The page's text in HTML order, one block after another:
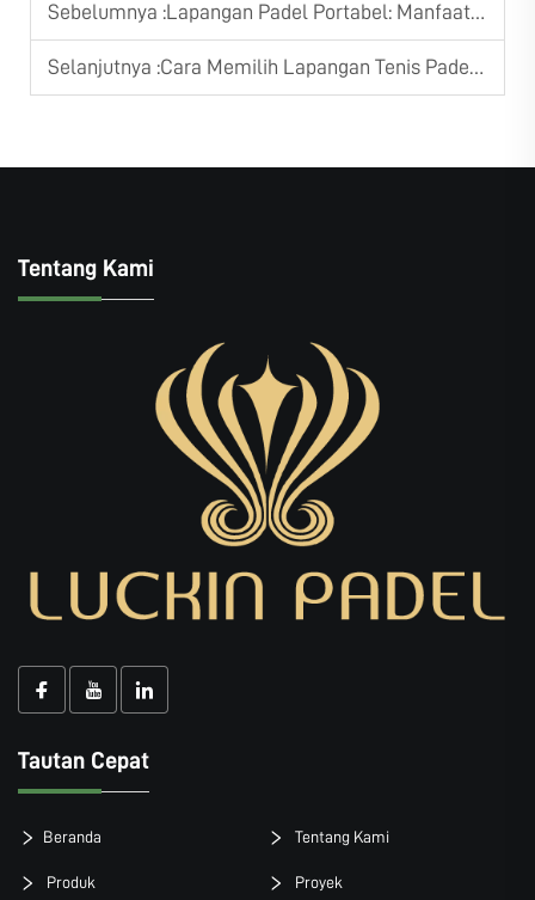
Sebelumnya :Lapangan Padel Portabel: Manfaat untuk Acara Olahraga Sementara
Selanjutnya :Cara Memilih Lapangan Tenis Padel yang Tahan Lama untuk Penggunaan Jangka Panjang?
Tentang Kami
Tautan Cepat
Beranda Tentang Kami
Produk Proyek